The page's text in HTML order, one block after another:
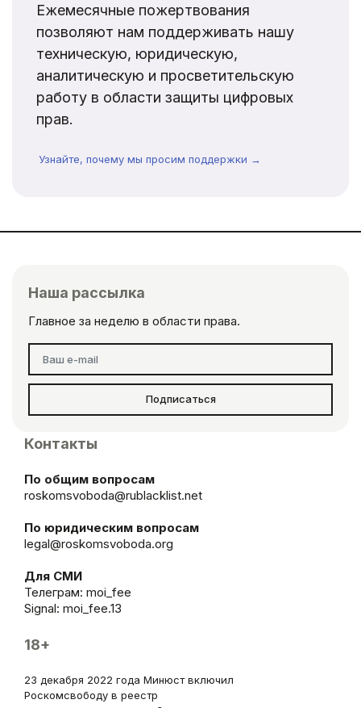
Ежемесячные пожертвования
позволяют нам поддерживать нашу
техническую, юридическую,
аналитическую и просветительскую
работу в области защиты цифровых
прав.
Узнайте, почему мы просим поддержки →
Наша рассылка
Главное за неделю в области права.
Подписаться
Контакты
По общим вопросам
roskomsvoboda@rublacklist.net
По юридическим вопросам
legal@roskomsvoboda.org
Для СМИ
Телеграм: moi_fee
Signal: moi_fee.13
18+
23 декабря 2022 года Минюст включил
Роскомсвободу в реестр